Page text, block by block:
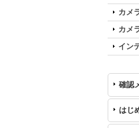
カメ
カメ
イン
確認
はじ